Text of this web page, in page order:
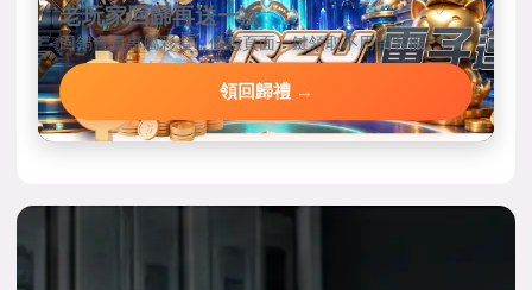
老玩家回歸再送一次
回鍋會員專屬彩金，優惠頁面一鍵領取不用問客服。
領回歸禮 →